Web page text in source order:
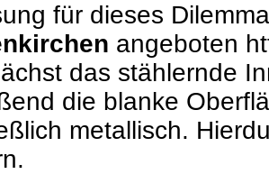
für dieses
angeboten
das stählernde
die blanke
metallisch.